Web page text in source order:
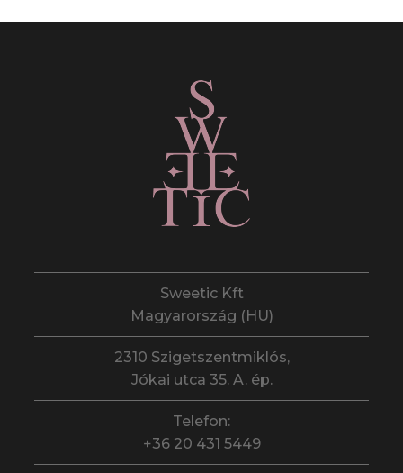
Sweetic Kft
Magyarország (HU)
2310 Szigetszentmiklós,
Jókai utca 35. A. ép.
Telefon:
+36 20 431 5449